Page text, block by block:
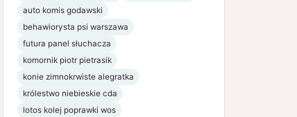
auto komis godawski
behawiorysta psi warszawa
futura panel słuchacza
komornik piotr pietrasik
konie zimnokrwiste alegratka
królestwo niebieskie cda
lotos kolej poprawki wos